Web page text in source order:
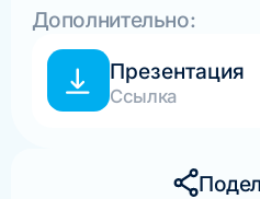
Дополнительно:
Презентация
Ссылка